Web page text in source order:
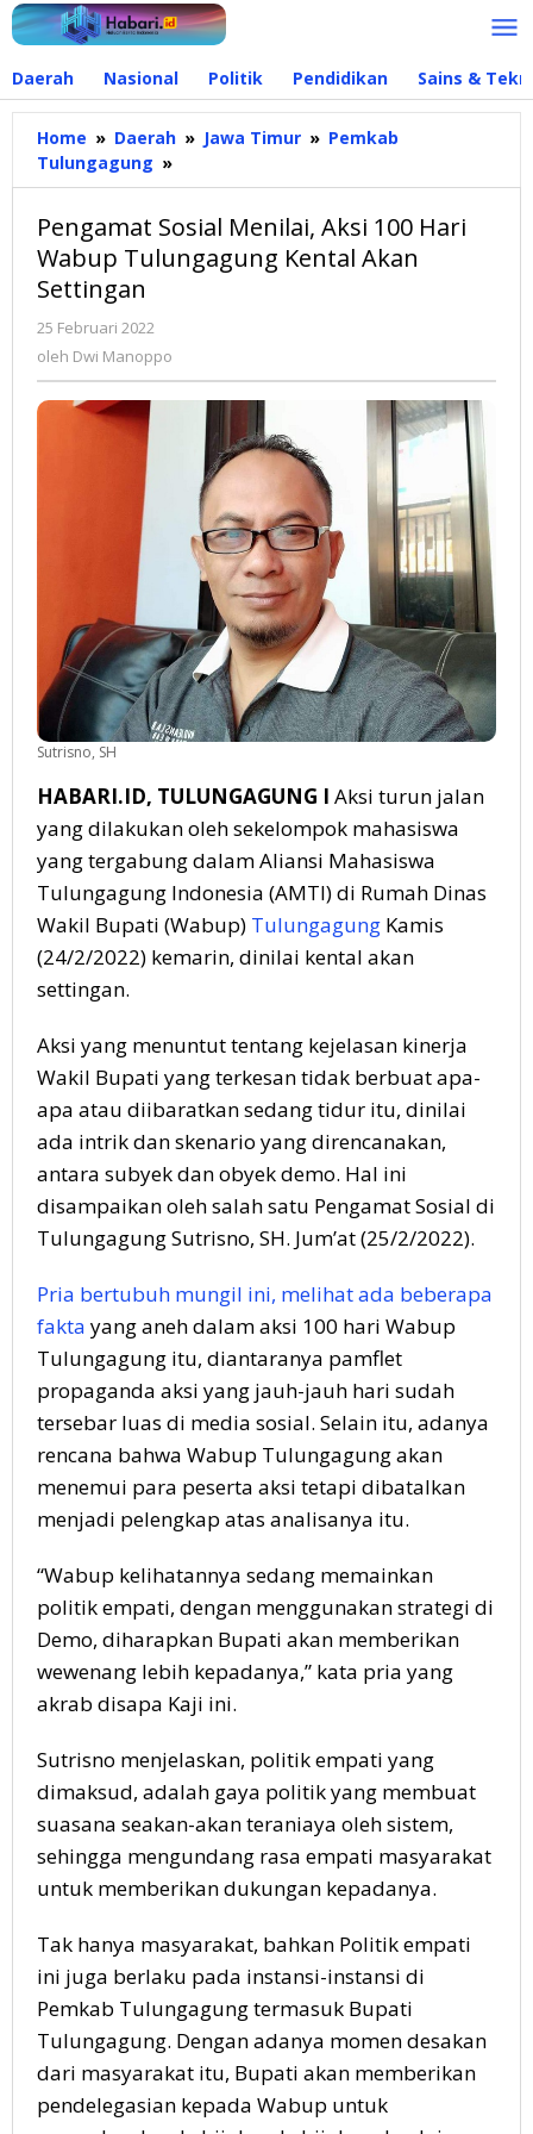
Lewati
ke
Daerah Nasional Politik Pendidikan Sains &
Home » Daerah » Jawa Timur » Pemkab
Tulungagung »
Sosial
Menilai,
Aksi
100
Akan
Settingan
Pengamat Sosial Menilai, Aksi 100 Hari
Wabup Tulungagung Kental Akan
Settingan
25 Februari 2022
Dwi
oleh Dwi Manoppo
Sutrisno, SH
HABARI.ID, TULUNGAGUNG I Aksi turun jalan
yang dilakukan oleh sekelompok mahasiswa
yang tergabung dalam Aliansi Mahasiswa
Tulungagung Indonesia (AMTI) di Rumah Dinas
Wakil Bupati (Wabup) Tulungagung Kamis
(24/2/2022) kemarin, dinilai kental akan
settingan.
Aksi yang menuntut tentang kejelasan kinerja
Wakil Bupati yang terkesan tidak berbuat apa-
apa atau diibaratkan sedang tidur itu, dinilai
ada intrik dan skenario yang direncanakan,
antara subyek dan obyek demo. Hal ini
disampaikan oleh salah satu Pengamat Sosial di
Tulungagung Sutrisno, SH. Jum’at (25/2/2022).
Pria bertubuh mungil ini, melihat ada beberapa
fakta yang aneh dalam aksi 100 hari Wabup
Tulungagung itu, diantaranya pamflet
propaganda aksi yang jauh-jauh hari sudah
tersebar luas di media sosial. Selain itu, adanya
rencana bahwa Wabup Tulungagung akan
menemui para peserta aksi tetapi dibatalkan
menjadi pelengkap atas analisanya itu.
“Wabup kelihatannya sedang memainkan
politik empati, dengan menggunakan strategi di
Demo, diharapkan Bupati akan memberikan
wewenang lebih kepadanya,” kata pria yang
akrab disapa Kaji ini.
Sutrisno menjelaskan, politik empati yang
dimaksud, adalah gaya politik yang membuat
suasana seakan-akan teraniaya oleh sistem,
sehingga mengundang rasa empati masyarakat
untuk memberikan dukungan kepadanya.
Tak hanya masyarakat, bahkan Politik empati
ini juga berlaku pada instansi-instansi di
Pemkab Tulungagung termasuk Bupati
Tulungagung. Dengan adanya momen desakan
dari masyarakat itu, Bupati akan memberikan
pendelegasian kepada Wabup untuk